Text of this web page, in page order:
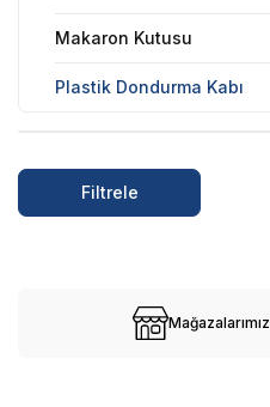
Makaron Kutusu
Plastik Dondurma Kabı
Filtrele
Mağazalarımız